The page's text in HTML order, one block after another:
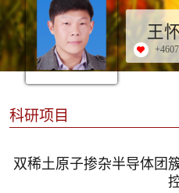
王
+4607
科研项目
双稀土原子掺杂半导体团